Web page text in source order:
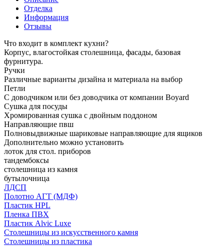
Отделка
Информация
Отзывы
Что входит в комплект кухни?
Корпус, влагостойкая столешница, фасады, базовая
фурнитура.
Ручки
Различные варианты дизайна и материала на выбор
Петли
С доводчиком или без доводчика от компании Boyard
Сушка для посуды
Хромированная сушка с двойным поддоном
Направляющие пвш
Полновыдвижные шариковые направляющие для ящиков
Дополнительно можно установить
лоток для стол. приборов
тандембоксы
столешница из камня
бутылочница
ЛДСП
Полотно АГТ (МДФ)
Пластик HPL
Пленка ПВХ
Пластик Alvic Luxe
Столешницы из искусственного камня
Столешницы из пластика